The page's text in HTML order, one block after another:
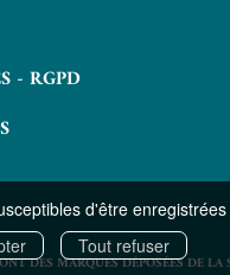
d'être
Tout refuser
- RGPD
DES MARQUES DÉPOSÉES DE LA